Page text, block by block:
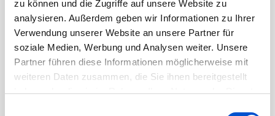
zu können und die Zugriffe auf unsere Website zu
analysieren. Außerdem geben wir Informationen zu Ihrer
Verwendung unserer Website an unsere Partner für
soziale Medien, Werbung und Analysen weiter. Unsere
Partner führen diese Informationen möglicherweise mit
weiteren Daten zusammen, die Sie ihnen bereitgestellt
haben oder die sie im Rahmen Ihrer Nutzung der Dienste
Juli 2020
Juni 2020
Mai 2020
April 2020